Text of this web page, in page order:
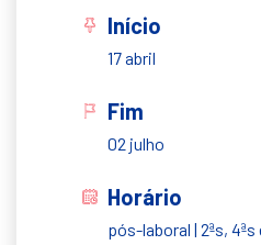
Início
17 abril
Fim
02 julho
Horário
pós-laboral | 2ªs, 4ªs